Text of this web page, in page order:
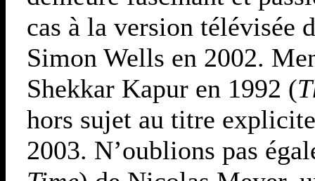
cas à la version télévisée
Simon Wells en 2002.
Shekkar Kapur en 1992 (
hors sujet au titre
2003. N’oublions pas